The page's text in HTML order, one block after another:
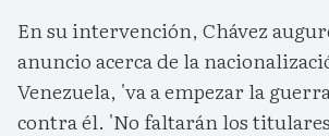
En su intervención, Chávez
anuncio acerca de la
Venezuela, 'va a empezar la
contra él. 'No faltarán los